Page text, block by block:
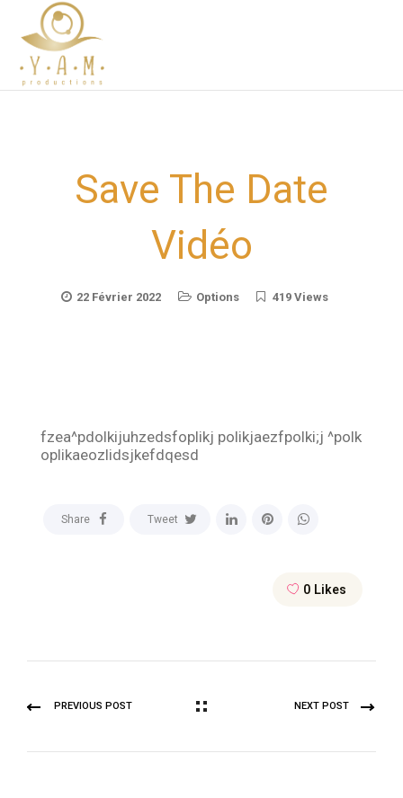
Save The Date
Vidéo
22 Février 2022 Options 419 Views
fzea^pdolkijuhzedsfoplikj polikjaezfpolki;j ^polk
oplikaeozlidsjkefdqesd
Share Tweet
0 Likes
PREVIOUS POST NEXT POST